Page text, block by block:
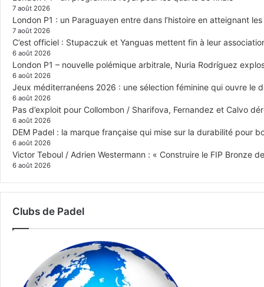
7 août 2026
London P1 : un Paraguayen entre dans l’histoire en atteignant
7 août 2026
C’est officiel : Stupaczuk et Yanguas mettent fin à leur
6 août 2026
London P1 – nouvelle polémique arbitrale, Nuria Rodríguez
6 août 2026
Jeux méditerranéens 2026 : une sélection féminine qui ouvre le
6 août 2026
Pas d’exploit pour Collombon / Sharifova, Fernandez et Calvo
6 août 2026
DEM Padel : la marque française qui mise sur la durabilité pour
6 août 2026
Victor Teboul / Adrien Westermann : « Construire le FIP Bronze
6 août 2026
Clubs de Padel